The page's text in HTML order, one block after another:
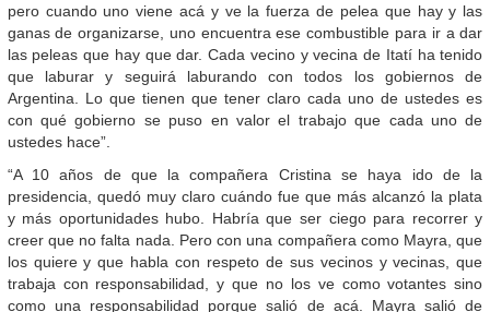
pero cuando uno viene acá y ve la fuerza de pelea que hay y las
ganas de organizarse, uno encuentra ese combustible para ir a dar
las peleas que hay que dar. Cada vecino y vecina de Itatí ha tenido
que laburar y seguirá laburando con todos los gobiernos de
Argentina. Lo que tienen que tener claro cada uno de ustedes es
con qué gobierno se puso en valor el trabajo que cada uno de
ustedes hace”.
“A 10 años de que la compañera Cristina se haya ido de la
presidencia, quedó muy claro cuándo fue que más alcanzó la plata
y más oportunidades hubo. Habría que ser ciego para recorrer y
creer que no falta nada. Pero con una compañera como Mayra, que
los quiere y que habla con respeto de sus vecinos y vecinas, que
trabaja con responsabilidad, y que no los ve como votantes sino
como una responsabilidad porque salió de acá. Mayra salió de